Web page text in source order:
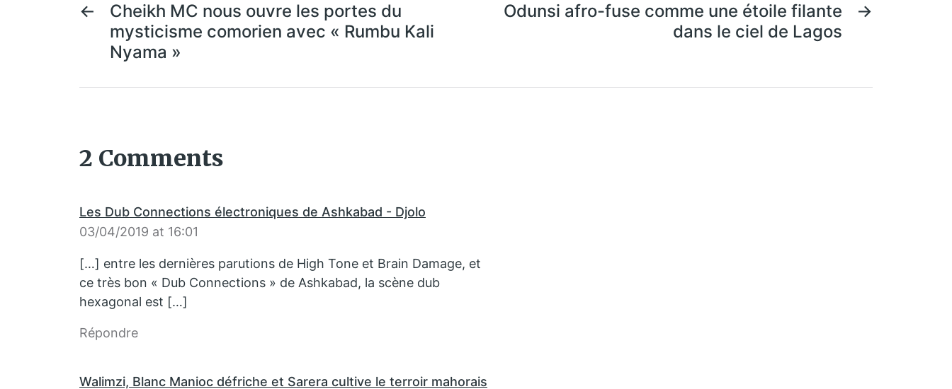
←
Cheikh MC nous ouvre les portes du
mysticisme comorien avec « Rumbu Kali
Nyama »
→
Odunsi afro-fuse comme une étoile filante
dans le ciel de Lagos
2 Comments
Les Dub Connections électroniques de Ashkabad - Djolo
03/04/2019 at 16:01
[…] entre les dernières parutions de High Tone et Brain Damage, et
ce très bon « Dub Connections » de Ashkabad, la scène dub
hexagonal est […]
Répondre
Walimzi, Blanc Manioc défriche et Sarera cultive le terroir mahorais